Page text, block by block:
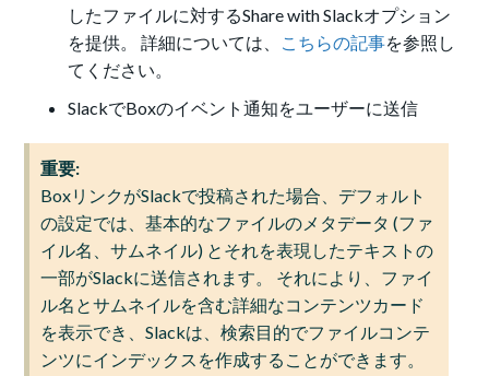
したファイルに対するShare with Slackオプション
を提供。 詳細については、 こちらの記事を参照し
てください。
SlackでBoxのイベント通知をユーザーに送信
重要:
BoxリンクがSlackで投稿された場合、デフォルト
の設定では、基本的なファイルのメタデータ (ファ
イル名、サムネイル) とそれを表現したテキストの
一部がSlackに送信されます。 それにより、ファイ
ル名とサムネイルを含む詳細なコンテンツカード
を表示でき、Slackは、検索目的でファイルコンテ
ンツにインデックスを作成することができます。